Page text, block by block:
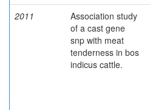
2011
Association study
of a cast gene
snp with meat
tenderness in bos
indicus cattle.